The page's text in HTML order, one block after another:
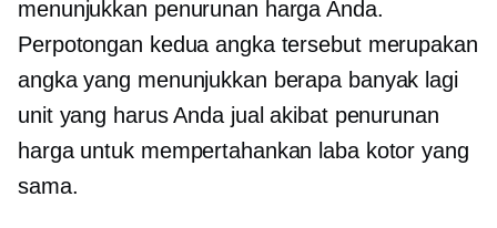
menunjukkan penurunan harga Anda.
Perpotongan kedua angka tersebut merupakan
angka yang menunjukkan berapa banyak lagi
unit yang harus Anda jual akibat penurunan
harga untuk mempertahankan laba kotor yang
sama.